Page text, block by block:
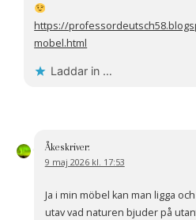
https://
mobel.html
Laddar in …
Åkeskriver:
9 maj 2026 kl. 17:53
Ja i min möbel kan man ligga
utav vad naturen bjuder på